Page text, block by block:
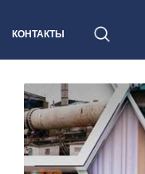
КОНТАКТЫ